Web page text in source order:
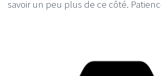
savoir un peu plus de ce côté.